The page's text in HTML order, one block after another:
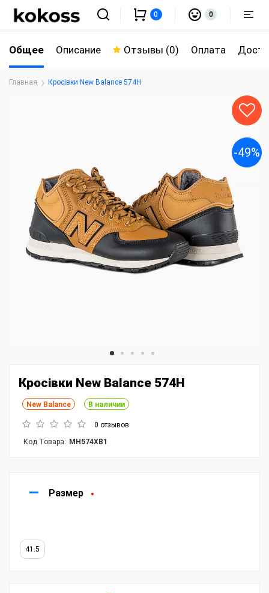
0 0
Главная Кросівки New Balance 574Н
Общее Описание Отзывы (0) Оплата
-49%
Кросівки New Balance 574Н
New Balance В наличии
0 отзывов
Код Товара: MH574XB1
Размер
41.5